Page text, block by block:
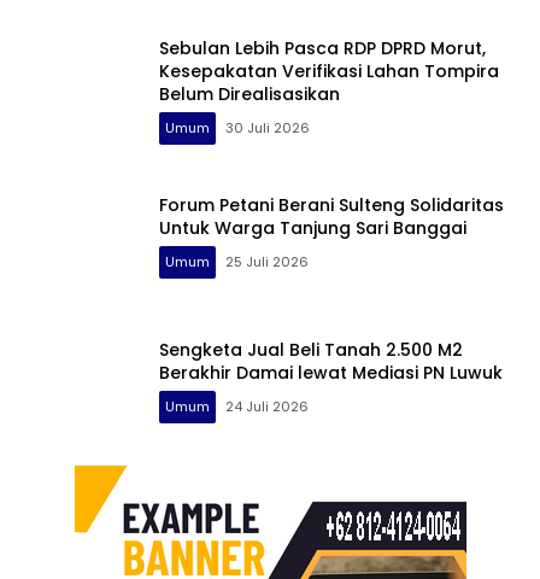
Sebulan Lebih Pasca RDP DPRD Morut,
Kesepakatan Verifikasi Lahan Tompira
Belum Direalisasikan
Umum 30 Juli 2026
Forum Petani Berani Sulteng Solidaritas
Untuk Warga Tanjung Sari Banggai
Umum 25 Juli 2026
Sengketa Jual Beli Tanah 2.500 M2
Berakhir Damai lewat Mediasi PN Luwuk
Umum 24 Juli 2026